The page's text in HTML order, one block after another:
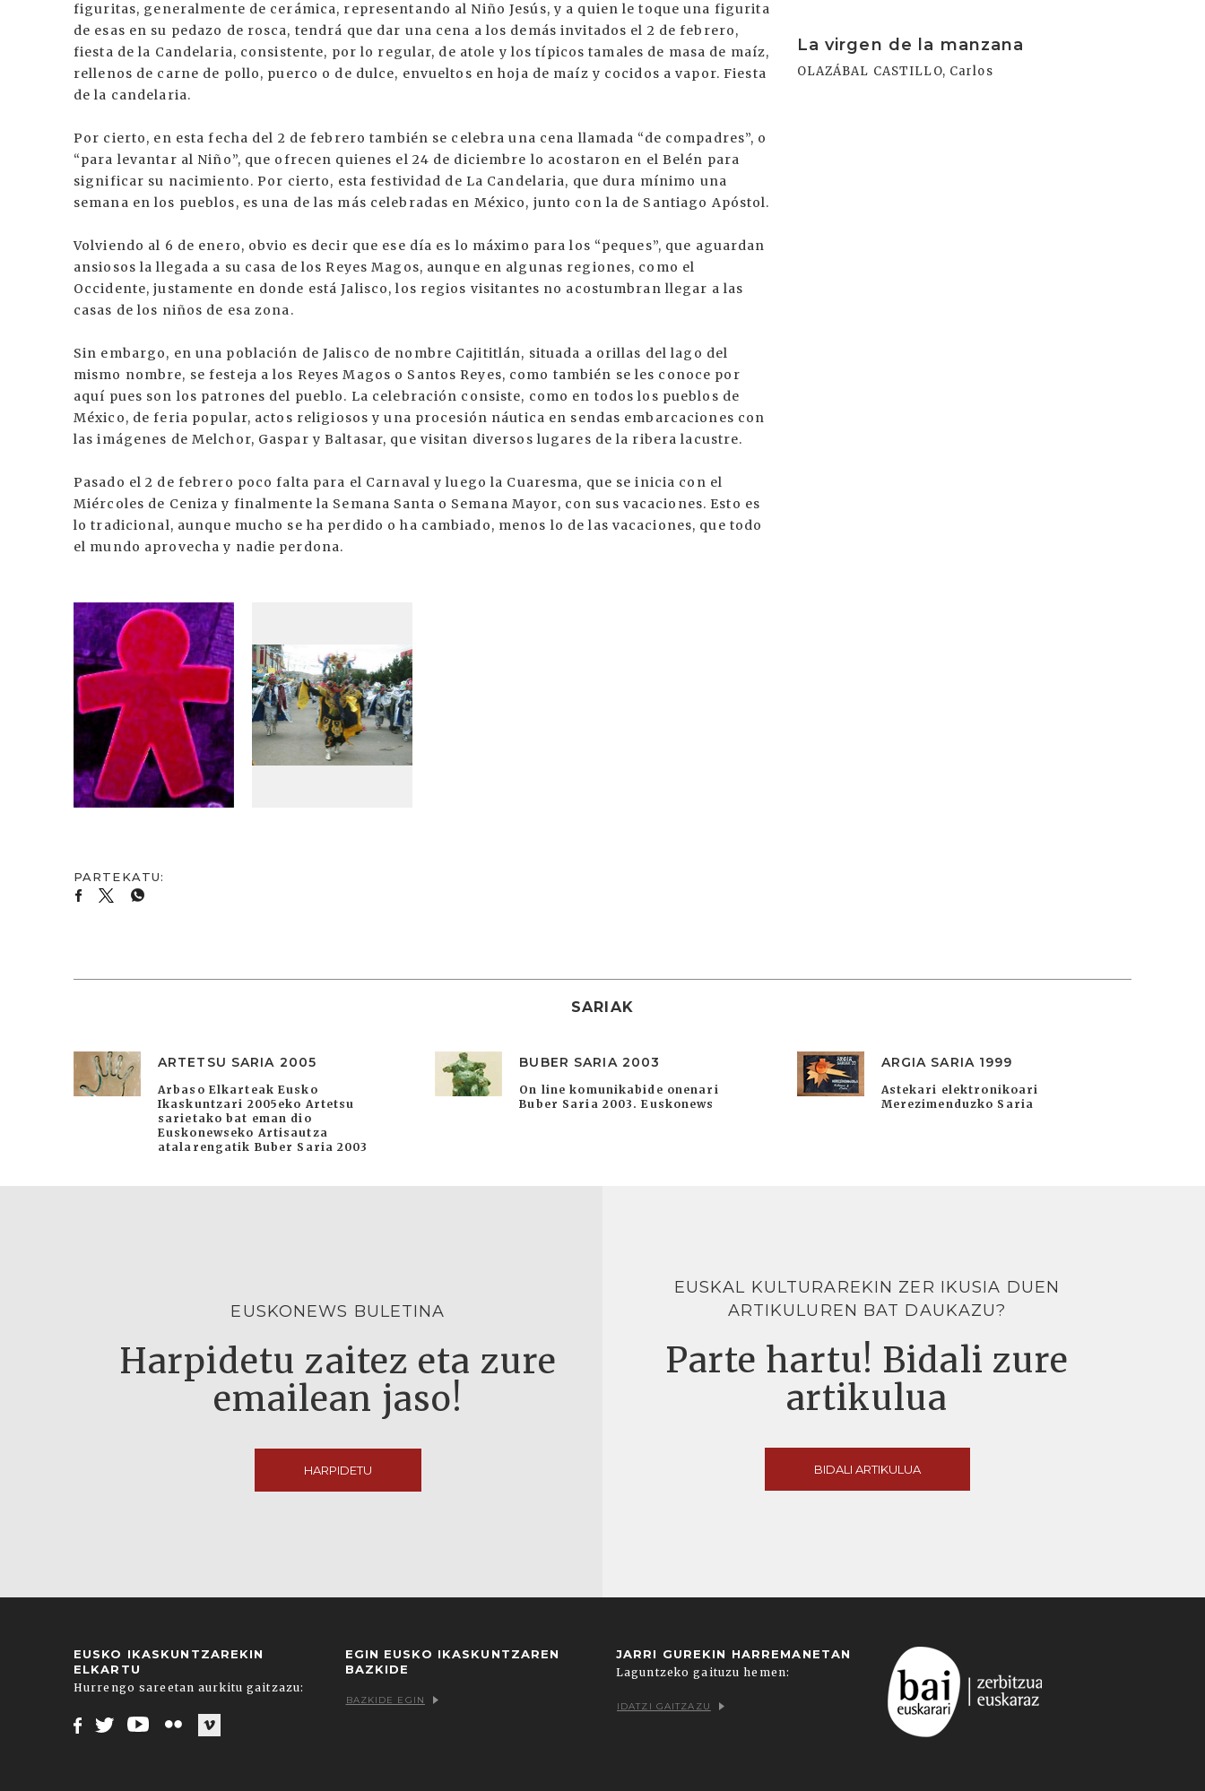
figuritas, generalmente de cerámica, representando al Niño Jesús, y a quien le toque una figurita
de esas en su pedazo de rosca, tendrá que dar una cena a los demás invitados el 2 de febrero,
fiesta de la Candelaria, consistente, por lo regular, de atole y los típicos tamales de masa de maíz,
rellenos de carne de pollo, puerco o de dulce, envueltos en hoja de maíz y cocidos a vapor. Fiesta
de la candelaria.
Por cierto, en esta fecha del 2 de febrero también se celebra una cena llamada “de compadres”, o
“para levantar al Niño”, que ofrecen quienes el 24 de diciembre lo acostaron en el Belén para
significar su nacimiento. Por cierto, esta festividad de La Candelaria, que dura mínimo una
semana en los pueblos, es una de las más celebradas en México, junto con la de Santiago Apóstol.
Volviendo al 6 de enero, obvio es decir que ese día es lo máximo para los “peques”, que aguardan
ansiosos la llegada a su casa de los Reyes Magos, aunque en algunas regiones, como el
Occidente, justamente en donde está Jalisco, los regios visitantes no acostumbran llegar a las
casas de los niños de esa zona.
Sin embargo, en una población de Jalisco de nombre Cajititlán, situada a orillas del lago del
mismo nombre, se festeja a los Reyes Magos o Santos Reyes, como también se les conoce por
aquí pues son los patrones del pueblo. La celebración consiste, como en todos los pueblos de
México, de feria popular, actos religiosos y una procesión náutica en sendas embarcaciones con
las imágenes de Melchor, Gaspar y Baltasar, que visitan diversos lugares de la ribera lacustre.
Pasado el 2 de febrero poco falta para el Carnaval y luego la Cuaresma, que se inicia con el
Miércoles de Ceniza y finalmente la Semana Santa o Semana Mayor, con sus vacaciones. Esto es
lo tradicional, aunque mucho se ha perdido o ha cambiado, menos lo de las vacaciones, que todo
el mundo aprovecha y nadie perdona.
La virgen de la manzana
OLAZÁBAL CASTILLO, Carlos
SARIAK
ARTETSU SARIA 2005
Arbaso Elkarteak Eusko
Ikaskuntzari 2005eko Artetsu
sarietako bat eman dio
Euskonewseko Artisautza
atalarengatik Buber Saria 2003
BUBER SARIA 2003
On line komunikabide onenari
Buber Saria 2003. Euskonews
ARGIA SARIA 1999
Astekari elektronikoari
Merezimenduzko Saria
EUSKONEWS BULETINA
Harpidetu zaitez eta zure
emailean jaso!
HARPIDETU
EUSKAL KULTURAREKIN ZER IKUSIA DUEN
ARTIKULUREN BAT DAUKAZU?
Parte hartu! Bidali zure
artikulua
BIDALI ARTIKULUA
EUSKO IKASKUNTZAREKIN
ELKARTU
Hurrengo sareetan aurkitu gaitzazu:
EGIN EUSKO IKASKUNTZAREN
BAZKIDE
BAZKIDE EGIN
JARRI GUREKIN HARREMANETAN
Laguntzeko gaituzu hemen:
IDATZI GAITZAZU